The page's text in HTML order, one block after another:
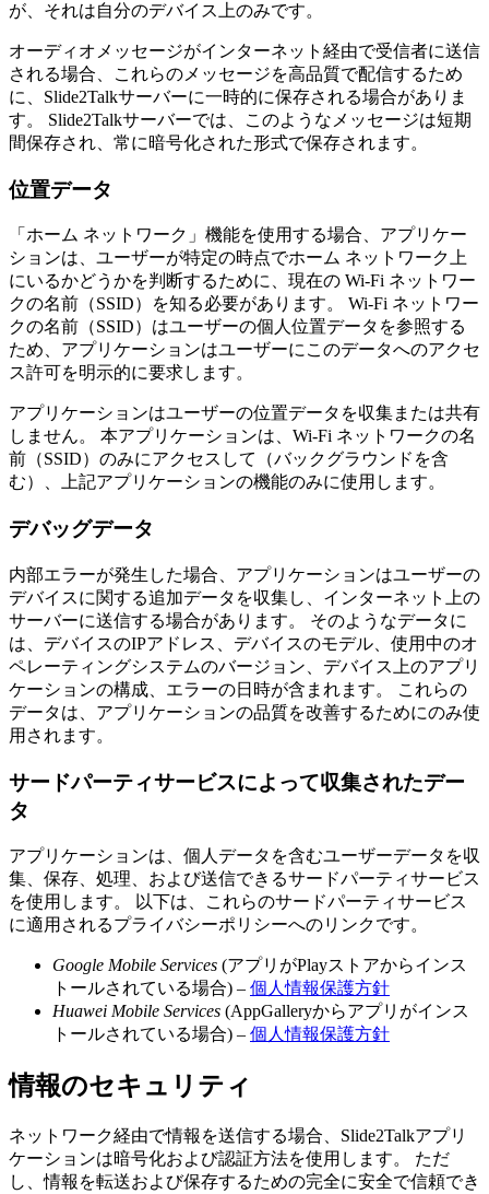
が、それは自分のデバイス上のみです。
オーディオメッセージがインターネット経由で受信者に送信
される場合、これらのメッセージを高品質で配信するため
に、Slide2Talkサーバーに一時的に保存される場合がありま
す。 Slide2Talkサーバーでは、このようなメッセージは短期
間保存され、常に暗号化された形式で保存されます。
位置データ
「ホーム ネットワーク」機能を使用する場合、アプリケー
ションは、ユーザーが特定の時点でホーム ネットワーク上
にいるかどうかを判断するために、現在の Wi-Fi ネットワー
クの名前（SSID）を知る必要があります。 Wi-Fi ネットワー
クの名前（SSID）はユーザーの個人位置データを参照する
ため、アプリケーションはユーザーにこのデータへのアクセ
ス許可を明示的に要求します。
アプリケーションはユーザーの位置データを収集または共有
しません。 本アプリケーションは、Wi-Fi ネットワークの名
前（SSID）のみにアクセスして（バックグラウンドを含
む）、上記アプリケーションの機能のみに使用します。
デバッグデータ
内部エラーが発生した場合、アプリケーションはユーザーの
デバイスに関する追加データを収集し、インターネット上の
サーバーに送信する場合があります。 そのようなデータに
は、デバイスのIPアドレス、デバイスのモデル、使用中のオ
ペレーティングシステムのバージョン、デバイス上のアプリ
ケーションの構成、エラーの日時が含まれます。 これらの
データは、アプリケーションの品質を改善するためにのみ使
用されます。
サードパーティサービスによって収集されたデー
タ
アプリケーションは、個人データを含むユーザーデータを収
集、保存、処理、および送信できるサードパーティサービス
を使用します。 以下は、これらのサードパーティサービス
に適用されるプライバシーポリシーへのリンクです。
Google Mobile Services (アプリがPlayストアからインス
トールされている場合) – 個人情報保護方針
Huawei Mobile Services (AppGalleryからアプリがインス
トールされている場合) – 個人情報保護方針
情報のセキュリティ
ネットワーク経由で情報を送信する場合、Slide2Talkアプリ
ケーションは暗号化および認証方法を使用します。 ただ
し、情報を転送および保存するための完全に安全で信頼でき